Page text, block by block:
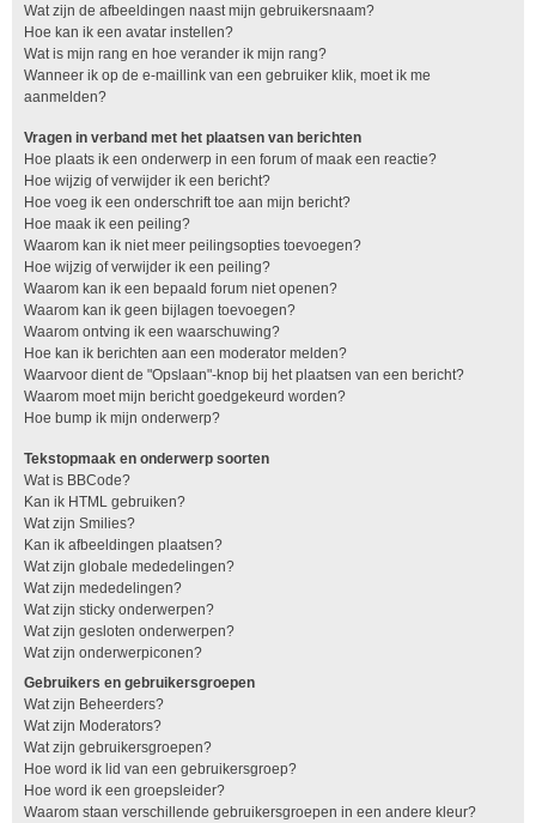
Wat zijn de afbeeldingen naast mijn gebruikersnaam?
Hoe kan ik een avatar instellen?
Wat is mijn rang en hoe verander ik mijn rang?
Wanneer ik op de e-maillink van een gebruiker klik, moet ik me
aanmelden?
Vragen in verband met het plaatsen van berichten
Hoe plaats ik een onderwerp in een forum of maak een reactie?
Hoe wijzig of verwijder ik een bericht?
Hoe voeg ik een onderschrift toe aan mijn bericht?
Hoe maak ik een peiling?
Waarom kan ik niet meer peilingsopties toevoegen?
Hoe wijzig of verwijder ik een peiling?
Waarom kan ik een bepaald forum niet openen?
Waarom kan ik geen bijlagen toevoegen?
Waarom ontving ik een waarschuwing?
Hoe kan ik berichten aan een moderator melden?
Waarvoor dient de "Opslaan"-knop bij het plaatsen van een bericht?
Waarom moet mijn bericht goedgekeurd worden?
Hoe bump ik mijn onderwerp?
Tekstopmaak en onderwerp soorten
Wat is BBCode?
Kan ik HTML gebruiken?
Wat zijn Smilies?
Kan ik afbeeldingen plaatsen?
Wat zijn globale mededelingen?
Wat zijn mededelingen?
Wat zijn sticky onderwerpen?
Wat zijn gesloten onderwerpen?
Wat zijn onderwerpiconen?
Gebruikers en gebruikersgroepen
Wat zijn Beheerders?
Wat zijn Moderators?
Wat zijn gebruikersgroepen?
Hoe word ik lid van een gebruikersgroep?
Hoe word ik een groepsleider?
Waarom staan verschillende gebruikersgroepen in een andere kleur?